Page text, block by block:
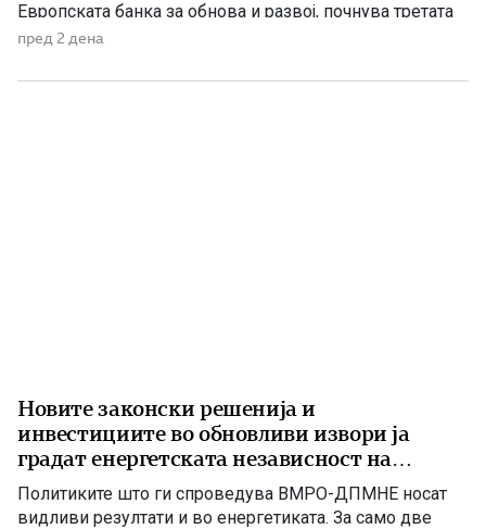
Европската банка за обнова и развој, почнува третата
фаза од финансирањето на железничката делница
8. На потпишувањето во Владата присуствуваа
пред 2 дена
Новите законски решенија и
инвестициите во обновливи извори ја
градат енергетската независност на
Македонија
Политиките што ги спроведува ВМРО-ДПМНЕ носат
видливи резултати и во енергетиката. За само две